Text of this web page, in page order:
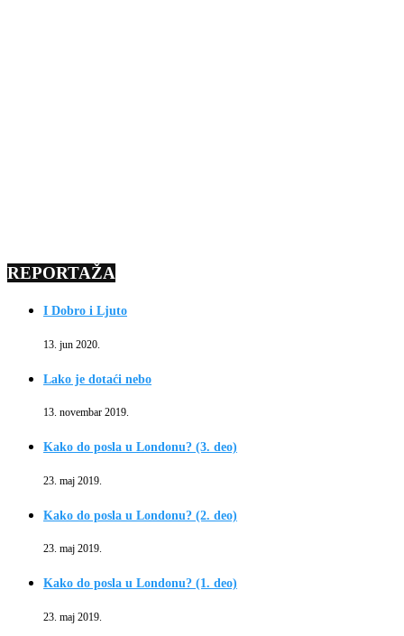
REPORTAŽA
I Dobro i Ljuto
13. jun 2020.
Lako je dotaći nebo
13. novembar 2019.
Kako do posla u Londonu? (3. deo)
23. maj 2019.
Kako do posla u Londonu? (2. deo)
23. maj 2019.
Kako do posla u Londonu? (1. deo)
23. maj 2019.